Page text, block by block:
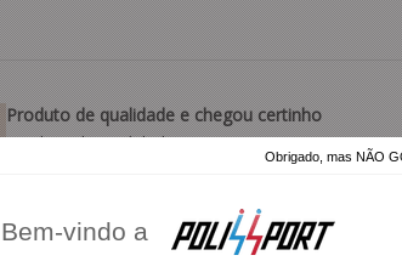
Obrigado, mas NÃO
Bem-vindo a
Produto de qualidade e chegou certinho
Produto de qualidade.
Tapa Bumbum Live Action Hip